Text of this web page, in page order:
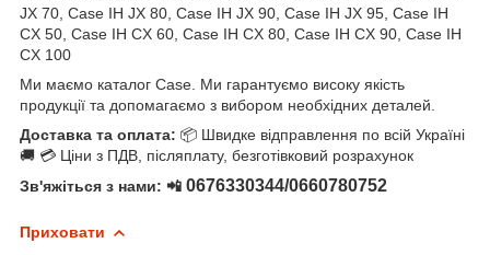
JX 70, Case IH JX 80, Case IH JX 90, Case IH JX 95, Case IH
CX 50, Case IH CX 60, Case IH CX 80, Case IH CX 90, Case IH
CX 100
Ми маємо каталог Case. Ми гарантуємо високу якість
продукції та допомагаємо з вибором необхідних деталей.
Доставка та оплата: 📦 Швидке відправлення по всій Україні
🚚 💳 Ціни з ПДВ, післяплату, безготівковий розрахунок
Зв'яжіться з нами: 📲 0676330344/0660780752
Приховати